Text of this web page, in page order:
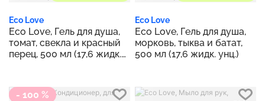
Eco Love
Eco Love, Гель для душа,
томат, свекла и красный
перец, 500 мл (17,6 жидк.
Eco Love
Eco Love, Гель для душа,
морковь, тыква и батат,
500 мл (17,6 жидк. унц.)
- 100 %